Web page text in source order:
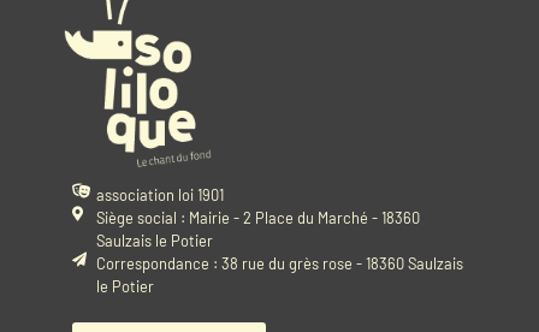
association loi 1901
Siège social : Mairie - 2 Place du Marché - 18360
Saulzais le Potier
Correspondance : 38 rue du grès rose - 18360 Saulzais
le Potier